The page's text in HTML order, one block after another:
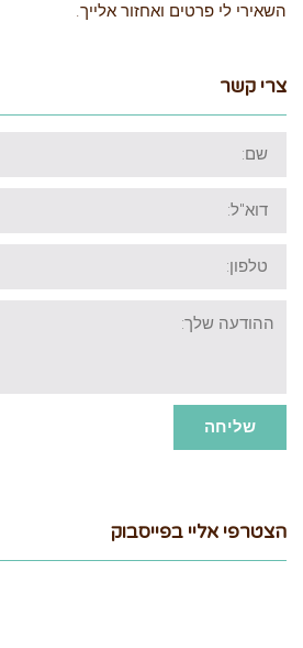
השאירי לי פרטים ואחזור אלייך.
צרי קשר
שם:
דוא"ל:
טלפון:
ההודעה
שלך:
שליחה
הצטרפי אליי בפייסבוק